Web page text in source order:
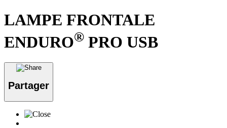
LAMPE FRONTALE
ENDURO® PRO USB
Partager